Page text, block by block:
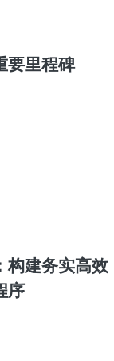
要里程碑
构建务实高效
序